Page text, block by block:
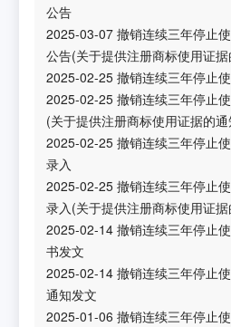
公告
2025-03-07 撤销连续三年停止
公告(关于提供注册商标使用证
2025-02-25 撤销连续三年停止
2025-02-25 撤销连续三年停止
(关于提供注册商标使用证据的通
2025-02-25 撤销连续三年停止
录入
2025-02-25 撤销连续三年停止
录入(关于提供注册商标使用证
2025-02-14 撤销连续三年停止
书发文
2025-02-14 撤销连续三年停止
通知发文
2025-01-06 撤销连续三年停止